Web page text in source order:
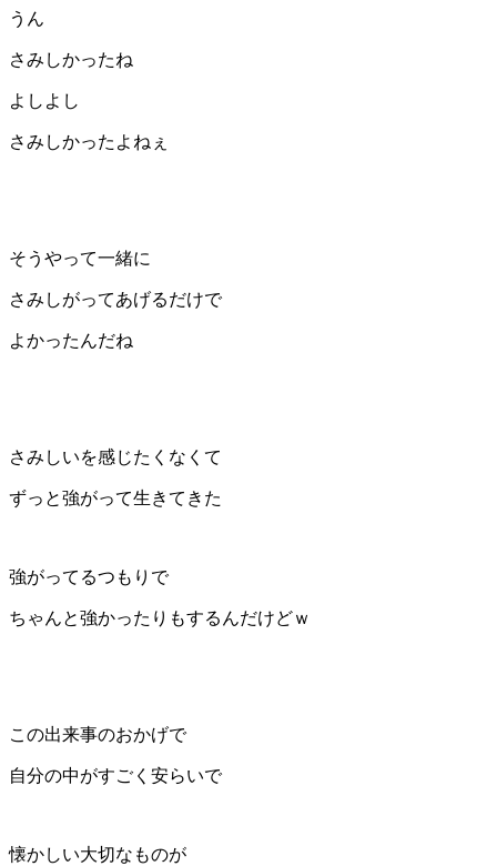
うん
さみしかったね
よしよし
さみしかったよねぇ
そうやって一緒に
さみしがってあげるだけで
よかったんだね
さみしいを感じたくなくて
ずっと強がって生きてきた
強がってるつもりで
ちゃんと強かったりもするんだけどｗ
この出来事のおかげで
自分の中がすごく安らいで
懐かしい大切なものが